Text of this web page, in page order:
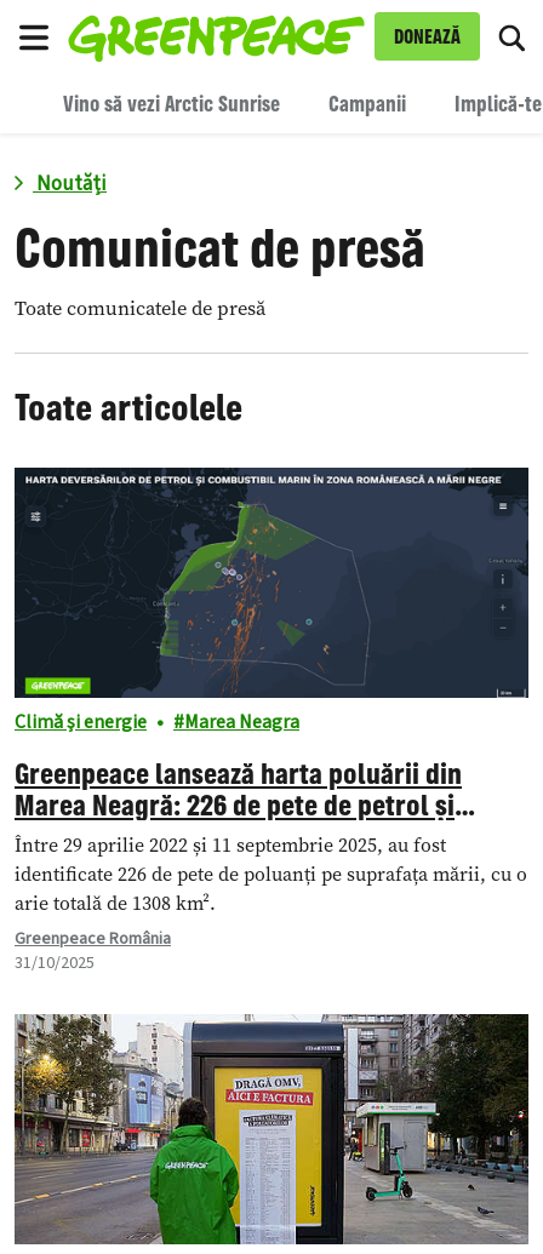
DONEAZĂ
Vino să vezi Arctic Sunrise Campanii Implică-te
Noutăți
Comunicat de presă
Toate comunicatele de presă
Toate articolele
Climă și energie Marea Neagra
Greenpeace lansează harta poluării din
Marea Neagră: 226 de pete de petrol și
combustibili detectate în ultimii 4 ani
Între 29 aprilie 2022 și 11 septembrie 2025, au fost
identificate 226 de pete de poluanți pe suprafața mării, cu o
arie totală de 1308 km².
Greenpeace România
31/10/2025